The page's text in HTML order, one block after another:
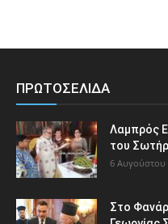
ΠΡΩΤΟΣΕΛΙΔΑ
Λαμπρός
του
6 Αυγούστου
Στο